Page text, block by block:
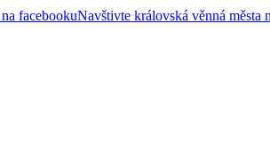
facebookuNavštivte královská věnná města